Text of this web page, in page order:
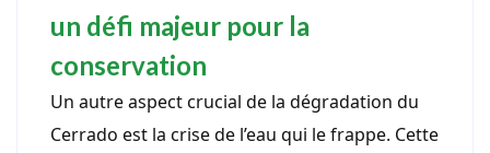
un défi majeur pour la
conservation
Un autre aspect crucial de la dégradation du
Cerrado est la crise de l’eau qui le frappe. Cette